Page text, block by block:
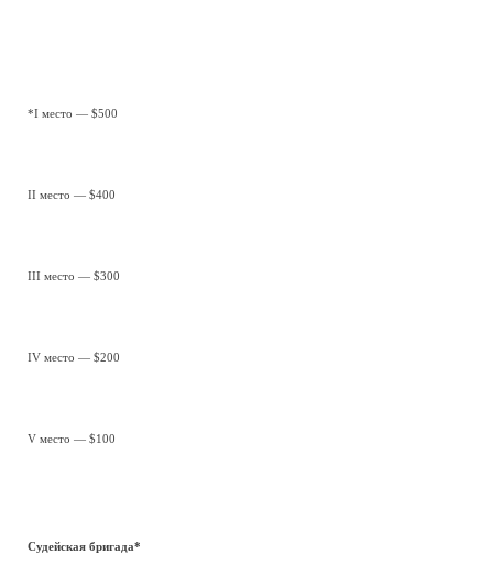
*I место — $500
II место — $400
III место — $300
IV место — $200
V место — $100
Судейская бригада*